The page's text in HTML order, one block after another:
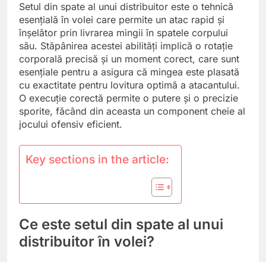
Setul din spate al unui distribuitor este o tehnică
esențială în volei care permite un atac rapid și
înșelător prin livrarea mingii în spatele corpului
său. Stăpânirea acestei abilități implică o rotație
corporală precisă și un moment corect, care sunt
esențiale pentru a asigura că mingea este plasată
cu exactitate pentru lovitura optimă a atacantului.
O execuție corectă permite o putere și o precizie
sporite, făcând din aceasta un component cheie al
jocului ofensiv eficient.
Key sections in the article:
Ce este setul din spate al unui
distribuitor în volei?